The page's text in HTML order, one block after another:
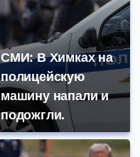
СМИ: В Химках на
полицейскую
машину напали и
подожгли.